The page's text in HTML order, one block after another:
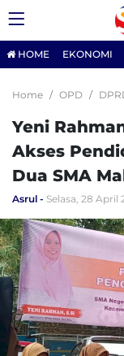
HOME EKONOMI
Home OPD
Yeni
Akses
Dua SMA
Asrul Selasa, 28 April